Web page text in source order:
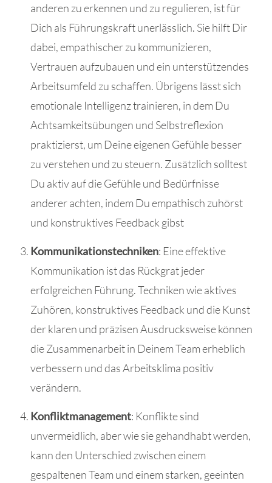
anderen zu erkennen und zu regulieren, ist für
Dich als Führungskraft unerlässlich. Sie hilft Dir
dabei, empathischer zu kommunizieren,
Vertrauen aufzubauen und ein unterstützendes
Arbeitsumfeld zu schaffen. Übrigens lässt sich
emotionale Intelligenz trainieren, in dem Du
Achtsamkeitsübungen und Selbstreflexion
praktizierst, um Deine eigenen Gefühle besser
zu verstehen und zu steuern. Zusätzlich solltest
Du aktiv auf die Gefühle und Bedürfnisse
anderer achten, indem Du empathisch zuhörst
und konstruktives Feedback gibst
Kommunikationstechniken: Eine effektive
Kommunikation ist das Rückgrat jeder
erfolgreichen Führung. Techniken wie aktives
Zuhören, konstruktives Feedback und die Kunst
der klaren und präzisen Ausdrucksweise können
die Zusammenarbeit in Deinem Team erheblich
verbessern und das Arbeitsklima positiv
verändern.
Konfliktmanagement: Konflikte sind
unvermeidlich, aber wie sie gehandhabt werden,
kann den Unterschied zwischen einem
gespaltenen Team und einem starken, geeinten